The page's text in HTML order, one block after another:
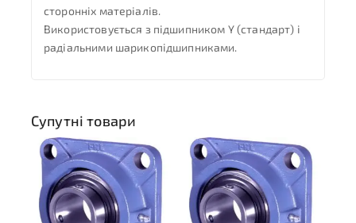
сторонніх матеріалів.
Використовується з підшипником Y (стандарт) і
радіальними шарикопідшипниками.
Супутні товари